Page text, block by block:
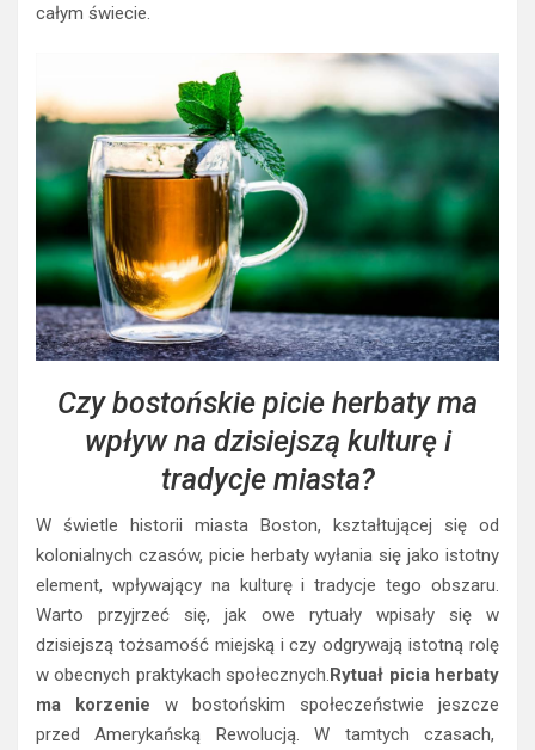
całym świecie.
Czy bostońskie picie herbaty ma
wpływ na dzisiejszą kulturę i
tradycje miasta?
W świetle historii miasta Boston, kształtującej się od
kolonialnych czasów, picie herbaty wyłania się jako istotny
element, wpływający na kulturę i tradycje tego obszaru.
Warto przyjrzeć się, jak owe rytuały wpisały się w
dzisiejszą tożsamość miejską i czy odgrywają istotną rolę
w obecnych praktykach społecznych.Rytuał picia herbaty
ma korzenie w bostońskim społeczeństwie jeszcze
przed Amerykańską Rewolucją. W tamtych czasach,